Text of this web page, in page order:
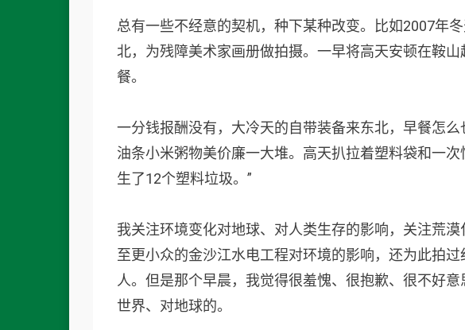
总有一些不经意的契机，种下某种改变。比如2007年
北，为残障美术家画册做拍摄。一早将高天安顿在鞍
餐。
一分钱报酬没有，大冷天的自带装备来东北，早餐怎
油条小米粥物美价廉一大堆。高天扒拉着塑料袋和一
生了12个塑料垃圾。”
我关注环境变化对地球、对人类生存的影响，关注荒
至更小众的金沙江水电工程对环境的影响，还为此拍
人。但是那个早晨，我觉得很羞愧、很抱歉、很不好
世界、对地球的。